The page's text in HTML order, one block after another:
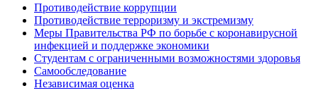
Противодействие коррупции
Противодействие терроризму и экстремизму
Меры Правительства РФ по борьбе с коронавирусной
инфекцией и поддержке экономики
Студентам с ограниченными возможностями здоровья
Самообследование
Независимая оценка